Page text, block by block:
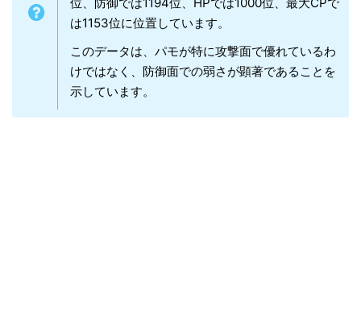
は1153位に位置しています。
このデータは、パモが特に攻撃面で優れているわ
けではなく、防御面での弱さが顕著であることを
示しています。